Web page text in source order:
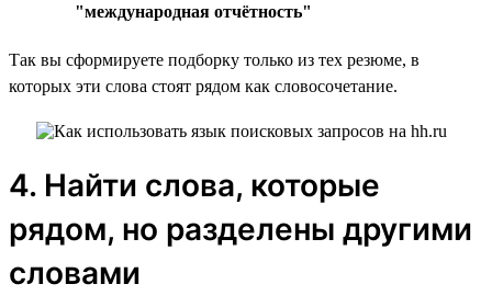
"международная отчётность"
Так вы сформируете подборку только из тех резюме, в
которых эти слова стоят рядом как словосочетание.
4. Найти слова, которые
рядом, но разделены другими
словами